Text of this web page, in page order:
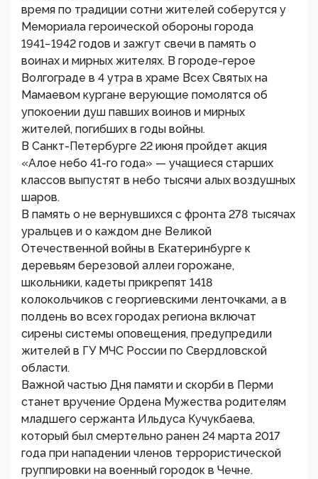
время по традиции сотни жителей соберутся у
Мемориала героической обороны города
1941−1942 годов и зажгут свечи в память о
воинах и мирных жителях. В городе-герое
Волгограде в 4 утра в храме Всех Святых на
Мамаевом кургане верующие помолятся об
упокоении душ павших воинов и мирных
жителей, погибших в годы войны.
В Санкт-Петербурге 22 июня пройдет акция
«Алое небо 41-го года» — учащиеся старших
классов выпустят в небо тысячи алых воздушных
шаров.
В память о не вернувшихся с фронта 278 тысячах
уральцев и о каждом дне Великой
Отечественной войны в Екатеринбурге к
деревьям березовой аллеи горожане,
школьники, кадеты прикрепят 1418
колокольчиков с георгиевскими ленточками, а в
полдень во всех городах региона включат
сирены системы оповещения, предупредили
жителей в ГУ МЧС России по Свердловской
области.
Важной частью Дня памяти и скорби в Перми
станет вручение Ордена Мужества родителям
младшего сержанта Ильдуса Кучукбаева,
который был смертельно ранен 24 марта 2017
года при нападении членов террористической
группировки на военный городок в Чечне.